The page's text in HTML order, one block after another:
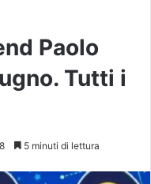
Paolo
Tutti i
5 minuti di lettura